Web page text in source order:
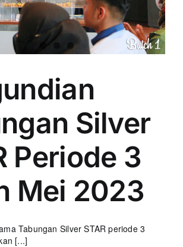
Silver
Periode 3
Mei 2023
Tabungan Silver STAR periode 3
[...]